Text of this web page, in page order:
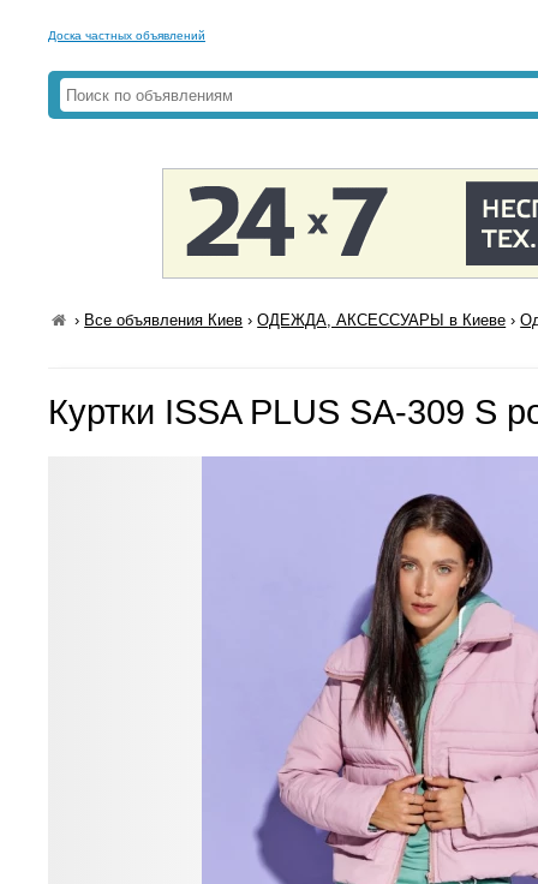
Доска частных объявлений
› Все объявления Киев ›ОДЕЖДА, АКСЕССУАРЫ в Киеве ›
Куртки ISSA PLUS SA-309 S